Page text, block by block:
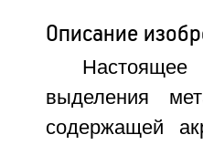
Описание
выделения
содержащей